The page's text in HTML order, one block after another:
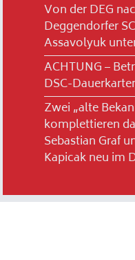
Von der DEG
Deggendorfer
Assavolyuk
ACHTUNG –
DSC-
Zwei „alte
komplettieren
Sebastian Graf
Kapicak neu im